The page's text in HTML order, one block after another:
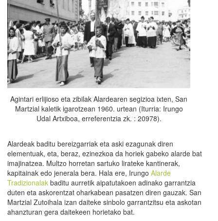
Agintari erlijioso eta zibilak Alardearen segizioa ixten, San
Martzial kaletik igarotzean 1960. urtean (Iturria: Irungo
Udal Artxiboa, erreferentzia zk. : 20978).
Alardeak baditu bereizgarriak eta aski ezagunak diren
elementuak, eta, beraz, ezinezkoa da horiek gabeko alarde bat
imajinatzea. Multzo horretan sartuko lirateke kantinerak,
kapitainak edo jenerala bera. Hala ere, Irungo Alarde
Tradizionalak baditu aurretik aipatutakoen adinako garrantzia
duten eta askorentzat oharkabean pasatzen diren gauzak. San
Martzial Zutoihala izan daiteke sinbolo garrantzitsu eta askotan
ahanzturan gera daitekeen horietako bat.